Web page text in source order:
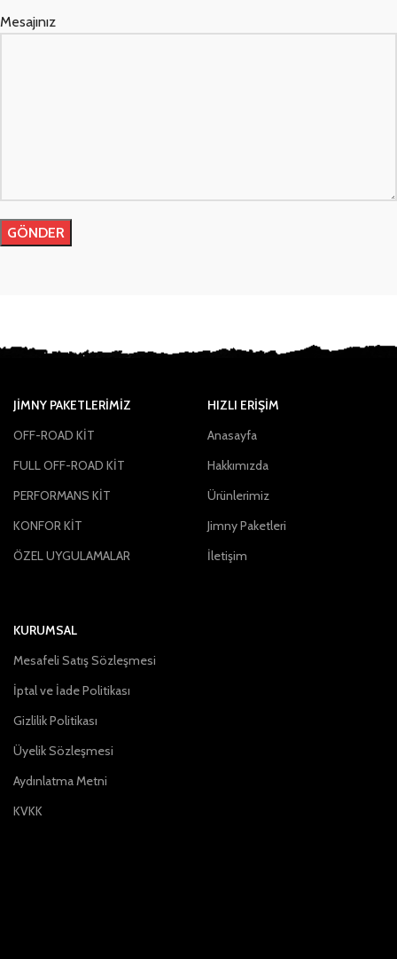
Mesajınız
JIMNY PAKETLERIMIZ
OFF-ROAD KİT
FULL OFF-ROAD KİT
PERFORMANS KİT
KONFOR KİT
ÖZEL UYGULAMALAR
HIZLI ERİŞİM
Anasayfa
Hakkımızda
Ürünlerimiz
Jimny Paketleri
İletişim
KURUMSAL
Mesafeli Satış Sözleşmesi
İptal ve İade Politikası
Gizlilik Politikası
Üyelik Sözleşmesi
Aydınlatma Metni
KVKK